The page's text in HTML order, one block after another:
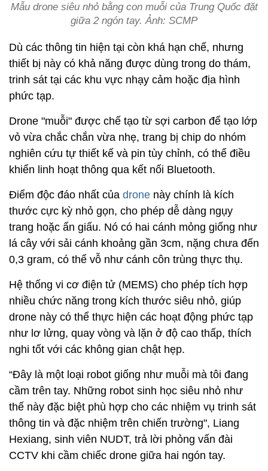
Mẫu drone siêu nhỏ bằng con muỗi của Trung Quốc đặt
giữa 2 ngón tay. Ảnh: SCMP
Dù các thông tin hiện tại còn khá hạn chế, nhưng
thiết bị này có khả năng được dùng trong do thám,
trinh sát tại các khu vực nhạy cảm hoặc địa hình
phức tạp.
Drone "muỗi" được chế tạo từ sợi carbon để tạo lớp
vỏ vừa chắc chắn vừa nhẹ, trang bị chip do nhóm
nghiên cứu tự thiết kế và pin tùy chỉnh, có thể điều
khiển linh hoạt thông qua kết nối Bluetooth.
Điểm độc đáo nhất của drone này chính là kích
thước cực kỳ nhỏ gọn, cho phép dễ dàng ngụy
trang hoặc ẩn giấu. Nó có hai cánh mỏng giống như
lá cây với sải cánh khoảng gần 3cm, nặng chưa đến
0,3 gram, có thể vỗ như cánh côn trùng thực thụ.
Hệ thống vi cơ điện tử (MEMS) cho phép tích hợp
nhiều chức năng trong kích thước siêu nhỏ, giúp
drone này có thể thực hiện các hoạt động phức tạp
như lơ lửng, quay vòng và lặn ở độ cao thấp, thích
nghi tốt với các không gian chật hẹp.
“Đây là một loại robot giống như muỗi mà tôi đang
cầm trên tay. Những robot sinh học siêu nhỏ như
thế này đặc biệt phù hợp cho các nhiệm vụ trinh sát
thông tin và đặc nhiệm trên chiến trường", Liang
Hexiang, sinh viên NUDT, trả lời phỏng vấn đài
CCTV khi cầm chiếc drone giữa hai ngón tay.